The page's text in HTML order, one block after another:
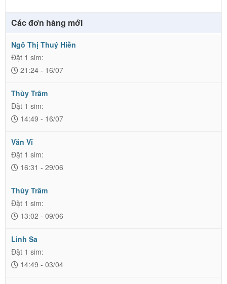
Các đơn hàng mới
Ngô Thị Thuý Hiền
Đặt 1 sim:
21:24 - 16/07
Thùy Trâm
Đặt 1 sim:
14:49 - 16/07
Văn Vĩ
Đặt 1 sim:
16:31 - 29/06
Thùy Trâm
Đặt 1 sim:
13:02 - 09/06
Linh Sa
Đặt 1 sim:
14:49 - 03/04